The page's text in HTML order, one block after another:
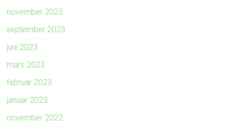
november 2023
september 2023
juni 2023
mars 2023
februar 2023
januar 2023
november 2022